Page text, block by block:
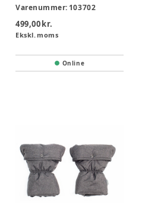
Varenummer: 103702
499,00 kr.
Ekskl. moms
Online